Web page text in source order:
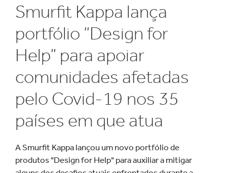
Blog
Smurfit Kappa lança
portfólio “Design for
Help” para apoiar
comunidades afetadas
pelo Covid-19 nos 35
países em que atua
A Smurfit Kappa lançou um novo portfólio de
produtos "Design for Help" para auxiliar a mitigar